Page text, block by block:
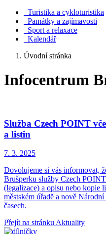
Turistika a cykloturistika
Památky a zajímavosti
Sport a relaxace
Kalendář
Úvodní stránka
Infocentrum
Služba Czech POINT
a listin
7. 3. 2025
Dovolujeme si vás informovat,
Brušperku služby Czech
(legalizace) a opisu nebo kopie
městském úřadě a nově
časech.
Přejít na stránku Aktuality